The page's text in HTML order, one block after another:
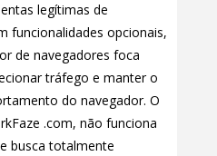
legítimas de
funcionalidades opcionais,
de navegadores foca
tráfego e manter o
do navegador. O
.com, não funciona
busca totalmente